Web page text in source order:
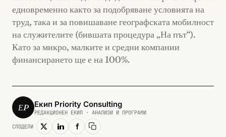
едновременно както за подобряване условията на
труд, така и за повишаване географската мобилност
на служителите (бившата процедура „На път“).
Като за микро, малките и средни компании
финансирането ще е на 100%.
ЕP Екип Priority Consulting
РЕДАКЦИОНЕН ЕКИП · АНАЛИЗИ И ПРОГРАМИ
СПОДЕЛИ Копирай линк